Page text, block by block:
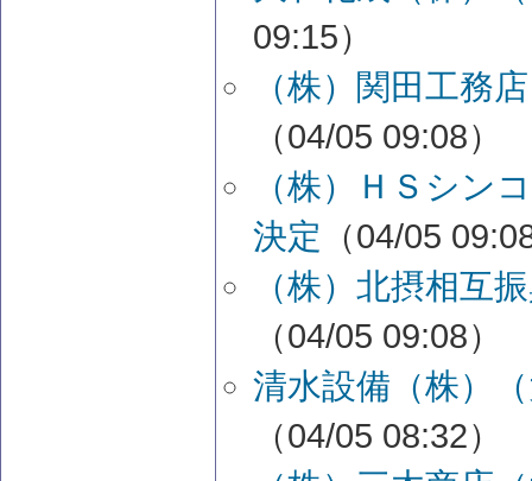
09:15）
（株）関田工務
（04/05 09:08）
（株）ＨＳシン
決定 （04/05
（株）北摂相互
（04/05 09:08）
清水設備（株）
（04/05 08:32）